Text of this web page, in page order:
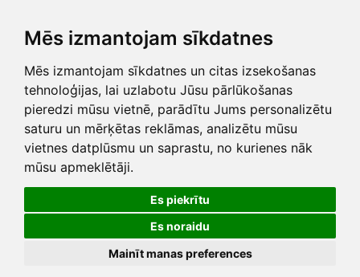
Mēs izmantojam sīkdatnes
Mēs izmantojam sīkdatnes un citas izsekošanas
tehnoloģijas, lai uzlabotu Jūsu pārlūkošanas
pieredzi mūsu vietnē, parādītu Jums personalizētu
saturu un mērķētas reklāmas, analizētu mūsu
vietnes datplūsmu un saprastu, no kurienes nāk
mūsu apmeklētāji.
Es piekrītu
Es noraidu
Mainīt manas preferences